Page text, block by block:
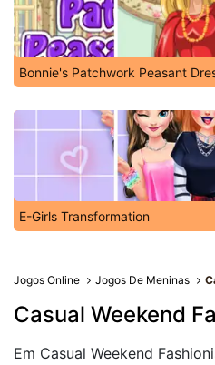
Bonnie's Patchwork Peasant
E-Girls Transformation
Jogos Online Jogos De Meninas
Casual Weekend
Em Casual Weekend